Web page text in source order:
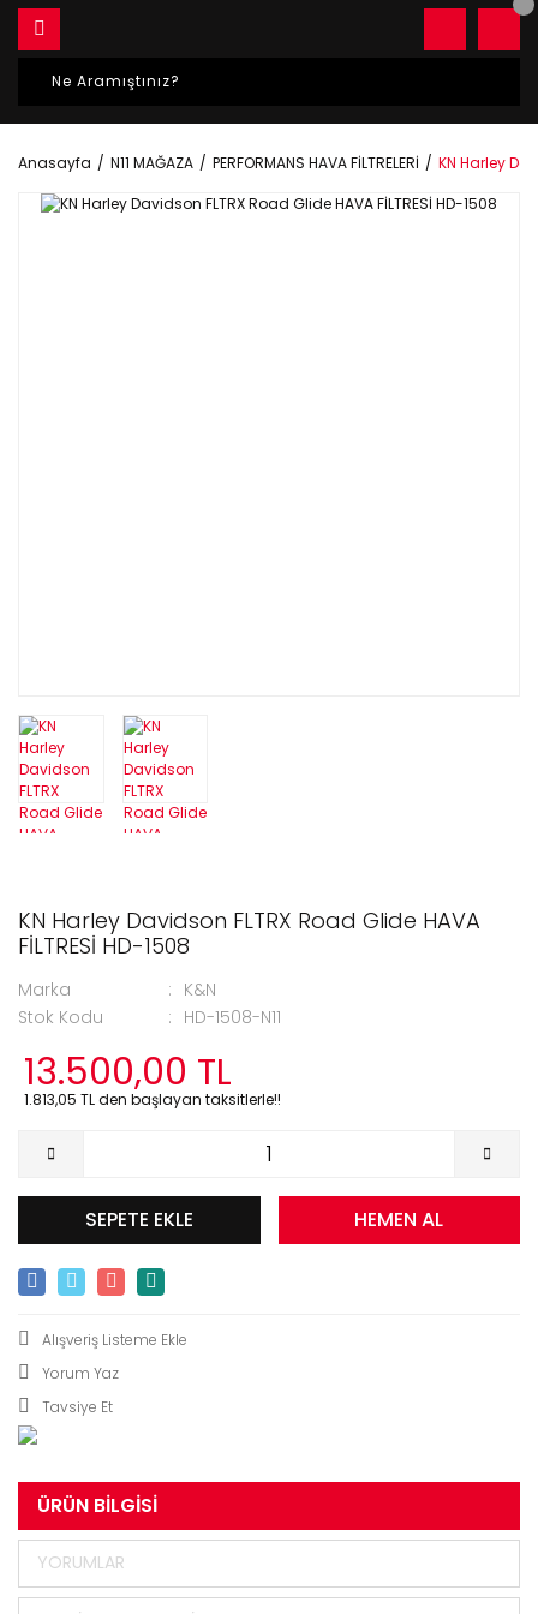
Anasayfa N11 MAĞAZA PERFORMANS HAVA FİLTRELERİ KN Harley
KN Harley Davidson FLTRX Road Glide HAVA
FİLTRESİ HD-1508
Marka
K&N
Stok Kodu
HD-1508-N11
13.500,00 TL
1.813,05 TL den başlayan taksitlerle!!
SEPETE EKLE HEMEN AL
Yorum Yaz
Tavsiye Et
ÜRÜN BILGISI
YORUMLAR